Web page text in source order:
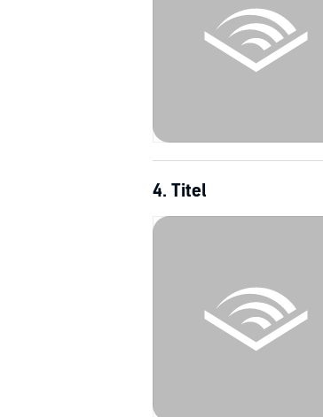
4. Titel